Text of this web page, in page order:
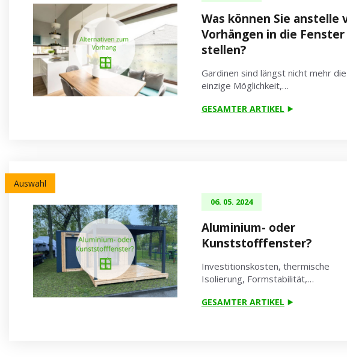
Was können Sie anstelle
Vorhängen in die Fenster
stellen?
Gardinen sind längst nicht mehr die
einzige Möglichkeit,…
GESAMTER ARTIKEL
Auswahl
06. 05. 2024
Aluminium- oder
Kunststofffenster?
Investitionskosten, thermische
Isolierung, Formstabilität,…
GESAMTER ARTIKEL